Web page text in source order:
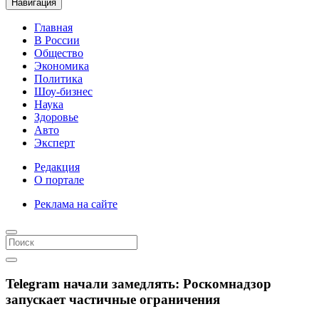
Навигация
Главная
В России
Общество
Экономика
Политика
Шоу-бизнес
Наука
Здоровье
Авто
Эксперт
Редакция
О портале
Реклама на сайте
Telegram начали замедлять: Роскомнадзор
запускает частичные ограничения